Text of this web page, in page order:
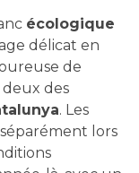
écologique
délicat en
de
deux des
. Les
lors